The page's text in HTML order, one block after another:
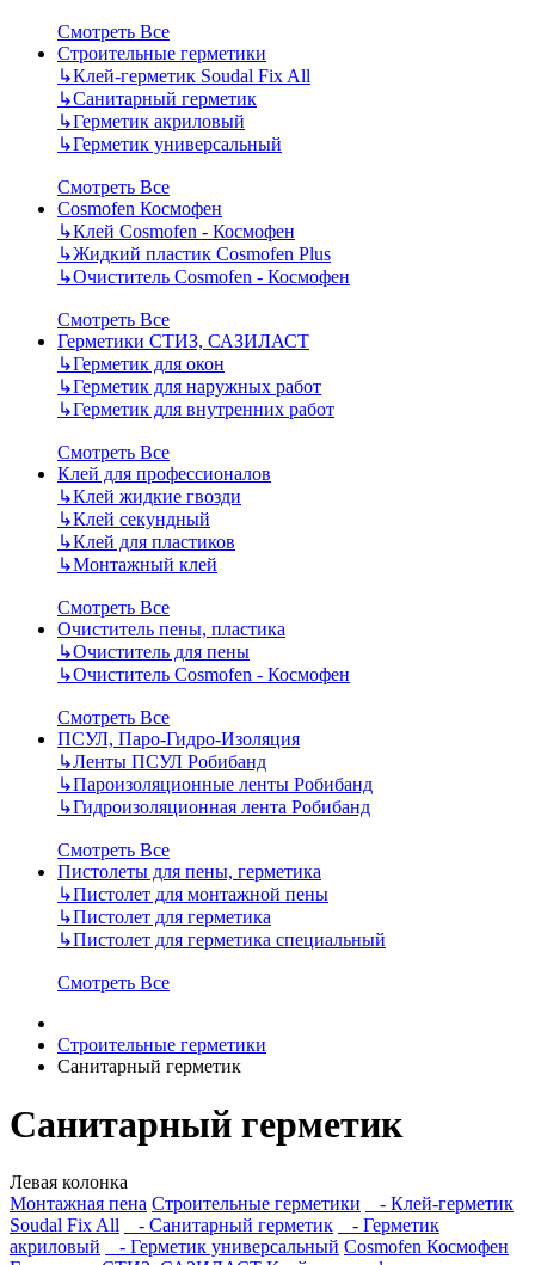
Смотреть Все
Строительные герметики
↳Клей-герметик Soudal Fix All
↳Санитарный герметик
↳Герметик акриловый
↳Герметик универсальный
Смотреть Все
Cosmofen Космофен
↳Клей Cosmofen - Космофен
↳Жидкий пластик Cosmofen Plus
↳Очиститель Cosmofen - Космофен
Смотреть Все
Герметики СТИЗ, САЗИЛАСТ
↳Герметик для окон
↳Герметик для наружных работ
↳Герметик для внутренних работ
Смотреть Все
Клей для профессионалов
↳Клей жидкие гвозди
↳Клей секундный
↳Клей для пластиков
↳Монтажный клей
Смотреть Все
Очиститель пены, пластика
↳Очиститель для пены
↳Очиститель Cosmofen - Космофен
Смотреть Все
ПСУЛ, Паро-Гидро-Изоляция
↳Ленты ПСУЛ Робибанд
↳Пароизоляционные ленты Робибанд
↳Гидроизоляционная лента Робибанд
Смотреть Все
Пистолеты для пены, герметика
↳Пистолет для монтажной пены
↳Пистолет для герметика
↳Пистолет для герметика специальный
Смотреть Все
Строительные герметики
Санитарный герметик
Санитарный герметик
Левая колонка
Монтажная пена Строительные герметики
- Клей-герметик
Soudal Fix All
- Санитарный герметик
- Герметик
акриловый
- Герметик универсальный Cosmofen Космофен